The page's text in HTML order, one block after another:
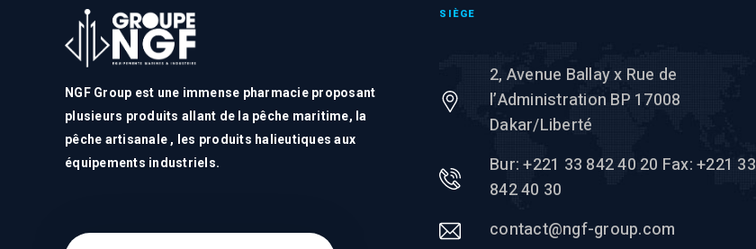
NGF Group est une immense pharmacie proposant
plusieurs produits allant de la pêche maritime, la
pêche artisanale , les produits halieutiques aux
équipements industriels.
SIÈGE
2, Avenue Ballay x Rue de
l’Administration BP 17008
Dakar/Liberté
Bur: +221 33 842 40 20 Fax: +221 33
842 40 30
contact@ngf-group.com